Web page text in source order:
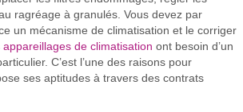
ragréage à granulés. Vous devez par
un mécanisme de climatisation et le corriger
appareillages de climatisation ont besoin d’un
C’est l’une des raisons pour
ses aptitudes à travers des contrats